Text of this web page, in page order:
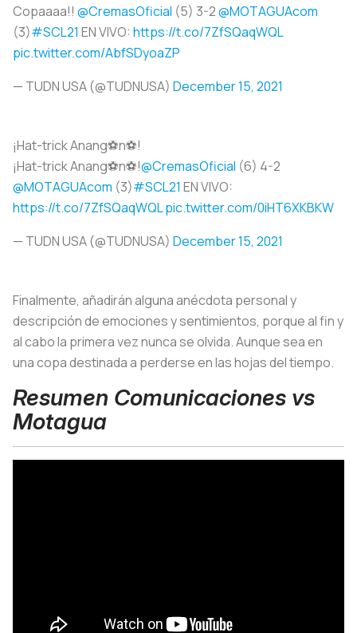
Copaaaa!! @CremasOficial (5) 3-2@MOTAGUAcom
(3)#SCL21 EN VIVO: https://t.co/7ZfSQaqWQL
pic.twitter.com/AbfSDyoaZP
— TUDN USA (@TUDNUSA) December 15, 2021
¡Hat-trick Anang⚽️n⚽️!
¡Hat-trick Anang⚽️n⚽️!@CremasOficial (6) 4-2
@MOTAGUAcom (3)#SCL21 EN VIVO:
https://t.co/7ZfSQaqWQLpic.twitter.com/0iHT6XKBKW
— TUDN USA (@TUDNUSA) December 15, 2021
Finalmente, añadirán alguna anécdota personal y
descripción de emociones y sentimientos, porque al fin y
al cabo la primera vez nunca se olvida. Aunque sea en
una copa destinada a perderse en las hojas del tiempo.
Resumen Comunicaciones vs
Motagua